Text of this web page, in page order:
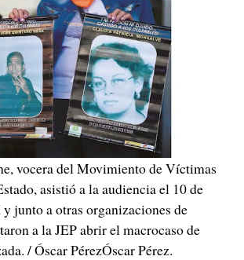
vocera del Movimiento de Víctimas
asistió a la audiencia el 10 de
junto a otras organizaciones de
a la JEP abrir el macrocaso de
/ Óscar PérezÓscar Pérez.